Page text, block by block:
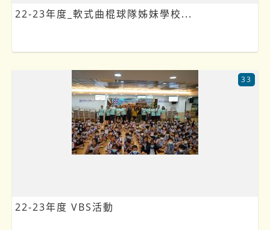
22-23年度_軟式曲棍球隊姊妹學校...
22-23年度 VBS活動
33